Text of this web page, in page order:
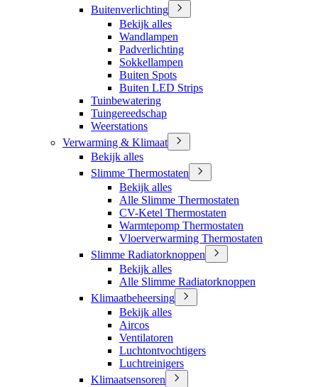
Buitenverlichting
Bekijk alles
Wandlampen
Padverlichting
Sokkellampen
Buiten Spots
Buiten LED Strips
Tuinbewatering
Tuingereedschap
Weerstations
Verwarming & Klimaat
Bekijk alles
Slimme Thermostaten
Bekijk alles
Alle Slimme Thermostaten
CV-Ketel Thermostaten
Warmtepomp Thermostaten
Vloerverwarming Thermostaten
Slimme Radiatorknoppen
Bekijk alles
Alle Slimme Radiatorknoppen
Klimaatbeheersing
Bekijk alles
Aircos
Ventilatoren
Luchtontvochtigers
Luchtreinigers
Klimaatsensoren